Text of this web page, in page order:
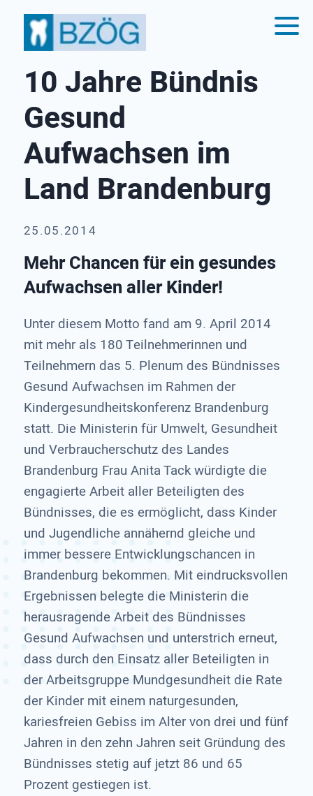
10 Jahre Bündnis
Gesund
Aufwachsen im
Land Brandenburg
25.05.2014
Mehr Chancen für ein gesundes
Aufwachsen aller Kinder!
Unter diesem Motto fand am 9. April 2014
mit mehr als 180 Teilnehmerinnen und
Teilnehmern das 5. Plenum des Bündnisses
Gesund Aufwachsen im Rahmen der
Kindergesundheitskonferenz Brandenburg
statt. Die Ministerin für Umwelt, Gesundheit
und Verbraucherschutz des Landes
Brandenburg Frau Anita Tack würdigte die
engagierte Arbeit aller Beteiligten des
Bündnisses, die es ermöglicht, dass Kinder
und Jugendliche annähernd gleiche und
immer bessere Entwicklungschancen in
Brandenburg bekommen. Mit eindrucksvollen
Ergebnissen belegte die Ministerin die
herausragende Arbeit des Bündnisses
Gesund Aufwachsen und unterstrich erneut,
dass durch den Einsatz aller Beteiligten in
der Arbeitsgruppe Mundgesundheit die Rate
der Kinder mit einem naturgesunden,
kariesfreien Gebiss im Alter von drei und fünf
Jahren in den zehn Jahren seit Gründung des
Bündnisses stetig auf jetzt 86 und 65
Prozent gestiegen ist.